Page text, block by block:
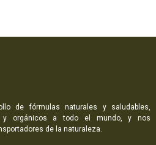
de fórmulas naturales y saludables,
y orgánicos a todo el mundo, y nos
de la naturaleza.